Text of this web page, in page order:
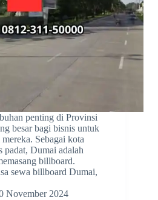
penting di Provinsi
besar bagi bisnis untuk
Sebagai kota
padat, Dumai adalah
billboard.
sewa billboard Dumai,
November 2024